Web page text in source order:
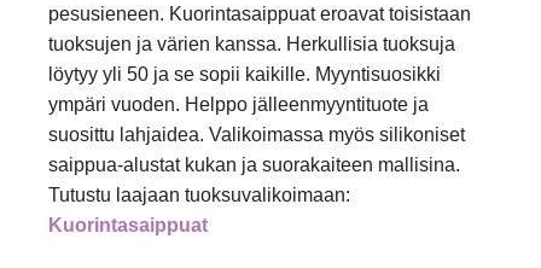
pesusieneen. Kuorintasaippuat eroavat toisistaan
tuoksujen ja värien kanssa. Herkullisia tuoksuja
löytyy yli 50 ja se sopii kaikille. Myyntisuosikki
ympäri vuoden. Helppo jälleenmyyntituote ja
suosittu lahjaidea. Valikoimassa myös silikoniset
saippua-alustat kukan ja suorakaiteen mallisina.
Tutustu laajaan tuoksuvalikoimaan:
Kuorintasaippuat